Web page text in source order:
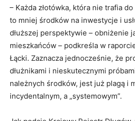
– Każda złotówka, która nie trafia
to mniej środków na inwestycje i
dłuższej perspektywie – obniżenie
mieszkańców – podkreśla w
Łącki. Zaznacza jednocześnie, że
dłużnikami i nieskutecznymi
należnych środków, jest już plagą i
incydentalnym, a „systemowym”.